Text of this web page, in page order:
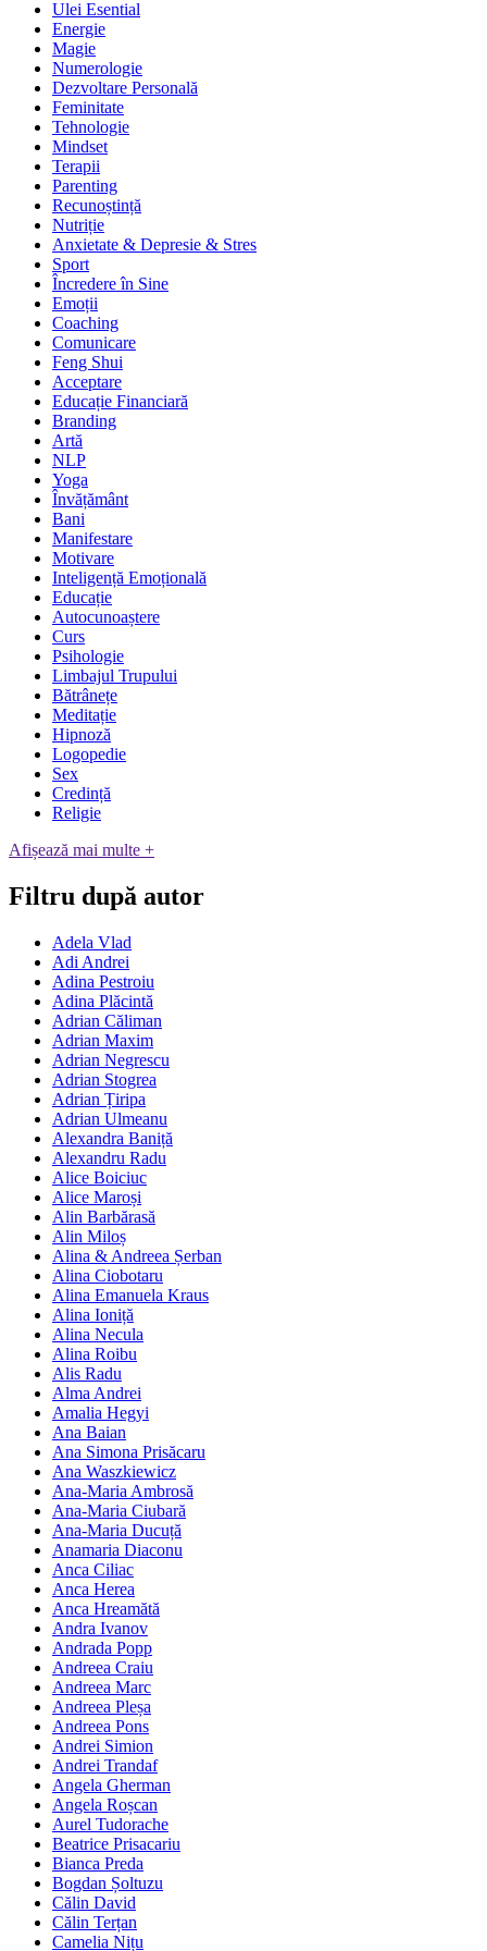
Ulei Esential
Energie
Magie
Numerologie
Dezvoltare Personală
Feminitate
Tehnologie
Mindset
Terapii
Parenting
Recunoștință
Nutriție
Anxietate & Depresie & Stres
Sport
Încredere în Sine
Emoții
Coaching
Comunicare
Feng Shui
Acceptare
Educație Financiară
Branding
Artă
NLP
Yoga
Învățământ
Bani
Manifestare
Motivare
Inteligență Emoțională
Educație
Autocunoaștere
Curs
Psihologie
Limbajul Trupului
Bătrânețe
Meditație
Hipnoză
Logopedie
Sex
Credință
Religie
Afișează mai multe +
Filtru după autor
Adela Vlad
Adi Andrei
Adina Pestroiu
Adina Plăcintă
Adrian Căliman
Adrian Maxim
Adrian Negrescu
Adrian Stogrea
Adrian Țiripa
Adrian Ulmeanu
Alexandra Baniță
Alexandru Radu
Alice Boiciuc
Alice Maroși
Alin Barbărasă
Alin Miloș
Alina & Andreea Șerban
Alina Ciobotaru
Alina Emanuela Kraus
Alina Ioniță
Alina Necula
Alina Roibu
Alis Radu
Alma Andrei
Amalia Hegyi
Ana Baian
Ana Simona Prisăcaru
Ana Waszkiewicz
Ana-Maria Ambrosă
Ana-Maria Ciubară
Ana-Maria Ducuță
Anamaria Diaconu
Anca Ciliac
Anca Herea
Anca Hreamătă
Andra Ivanov
Andrada Popp
Andreea Craiu
Andreea Marc
Andreea Pleșa
Andreea Pons
Andrei Simion
Andrei Trandaf
Angela Gherman
Angela Roșcan
Aurel Tudorache
Beatrice Prisacariu
Bianca Preda
Bogdan Șoltuzu
Călin David
Călin Terțan
Camelia Nițu